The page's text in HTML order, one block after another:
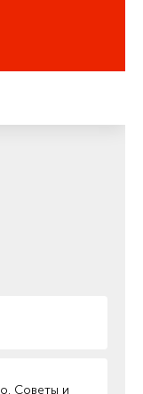
Советы и